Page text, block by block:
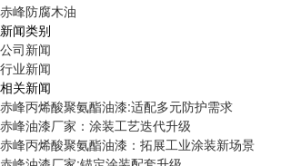
赤峰防腐木油
新闻类别
公司新闻
行业新闻
相关新闻
赤峰丙烯酸聚氨酯油漆:适配多元防护需求
赤峰油漆厂家：涂装工艺迭代升级
赤峰丙烯酸聚氨酯油漆：拓展工业涂装新场景